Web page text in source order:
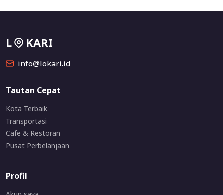
L KARI
info@lokari.id
Tautan Cepat
Kota Terbaik
Transportasi
Cafe & Restoran
Pusat Perbelanjaan
Profil